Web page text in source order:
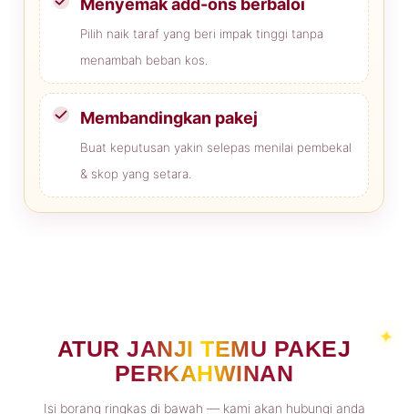
Menyemak add-ons berbaloi
Pilih naik taraf yang beri impak tinggi tanpa
menambah beban kos.
Membandingkan pakej
Buat keputusan yakin selepas menilai pembekal
& skop yang setara.
ATUR JANJI TEMU PAKEJ
PERKAHWINAN
Isi borang ringkas di bawah — kami akan hubungi anda